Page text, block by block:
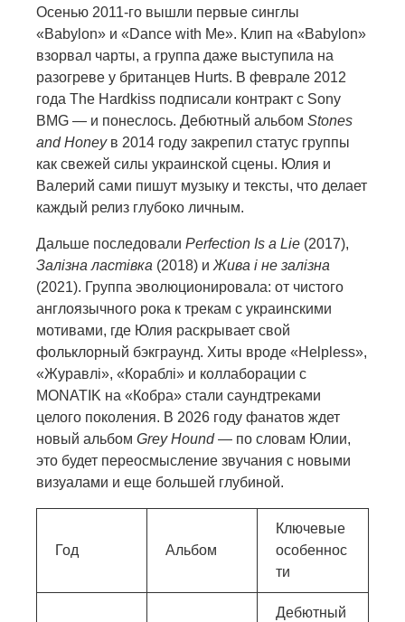
Осенью 2011-го вышли первые синглы
«Babylon» и «Dance with Me». Клип на «Babylon»
взорвал чарты, а группа даже выступила на
разогреве у британцев Hurts. В феврале 2012
года The Hardkiss подписали контракт с Sony
BMG — и понеслось. Дебютный альбом Stones
and Honeyв 2014 году закрепил статус группы
как свежей силы украинской сцены. Юлия и
Валерий сами пишут музыку и тексты, что делает
каждый релиз глубоко личным.
Дальше последовали Perfection Is a Lie (2017),
Залізна ластівка (2018) иЖива і не залізна
(2021). Группа эволюционировала: от чистого
англоязычного рока к трекам с украинскими
мотивами, где Юлия раскрывает свой
фольклорный бэкграунд. Хиты вроде «Helpless»,
«Журавлі», «Кораблі» и коллаборации с
MONATIK на «Кобра» стали саундтреками
целого поколения. В 2026 году фанатов ждет
новый альбом Grey Hound— по словам Юлии,
это будет переосмысление звучания с новыми
визуалами и еще большей глубиной.
Год Альбом
Ключевые
особеннос
ти
Дебютный